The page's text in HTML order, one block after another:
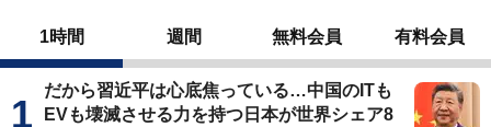
1時間 週間 無料会員 有料会員
だから習近平は心底焦っている…中国のITも
EVも壊滅させる力を持つ日本が世界シェア8